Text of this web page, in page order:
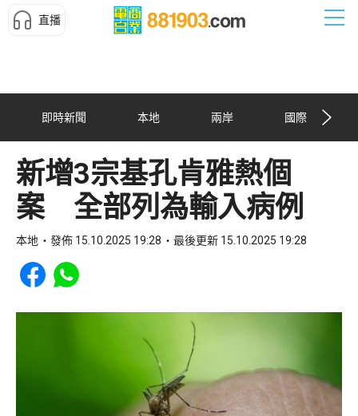
直播
即時新聞 本地 兩岸 國際
新增3宗基孔肯雅熱個
案 全部列為輸入病例
本地 發佈 15.10.2025 19:28 最後更新 15.10.2025 19:28
Share to Facebook
Share to WhatsApp